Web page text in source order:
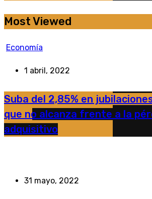
Most Viewed
Economía
1 abril, 2022
Suba del 2,85% en
que no alcanza frente a la
adquisitivo
31 mayo, 2022